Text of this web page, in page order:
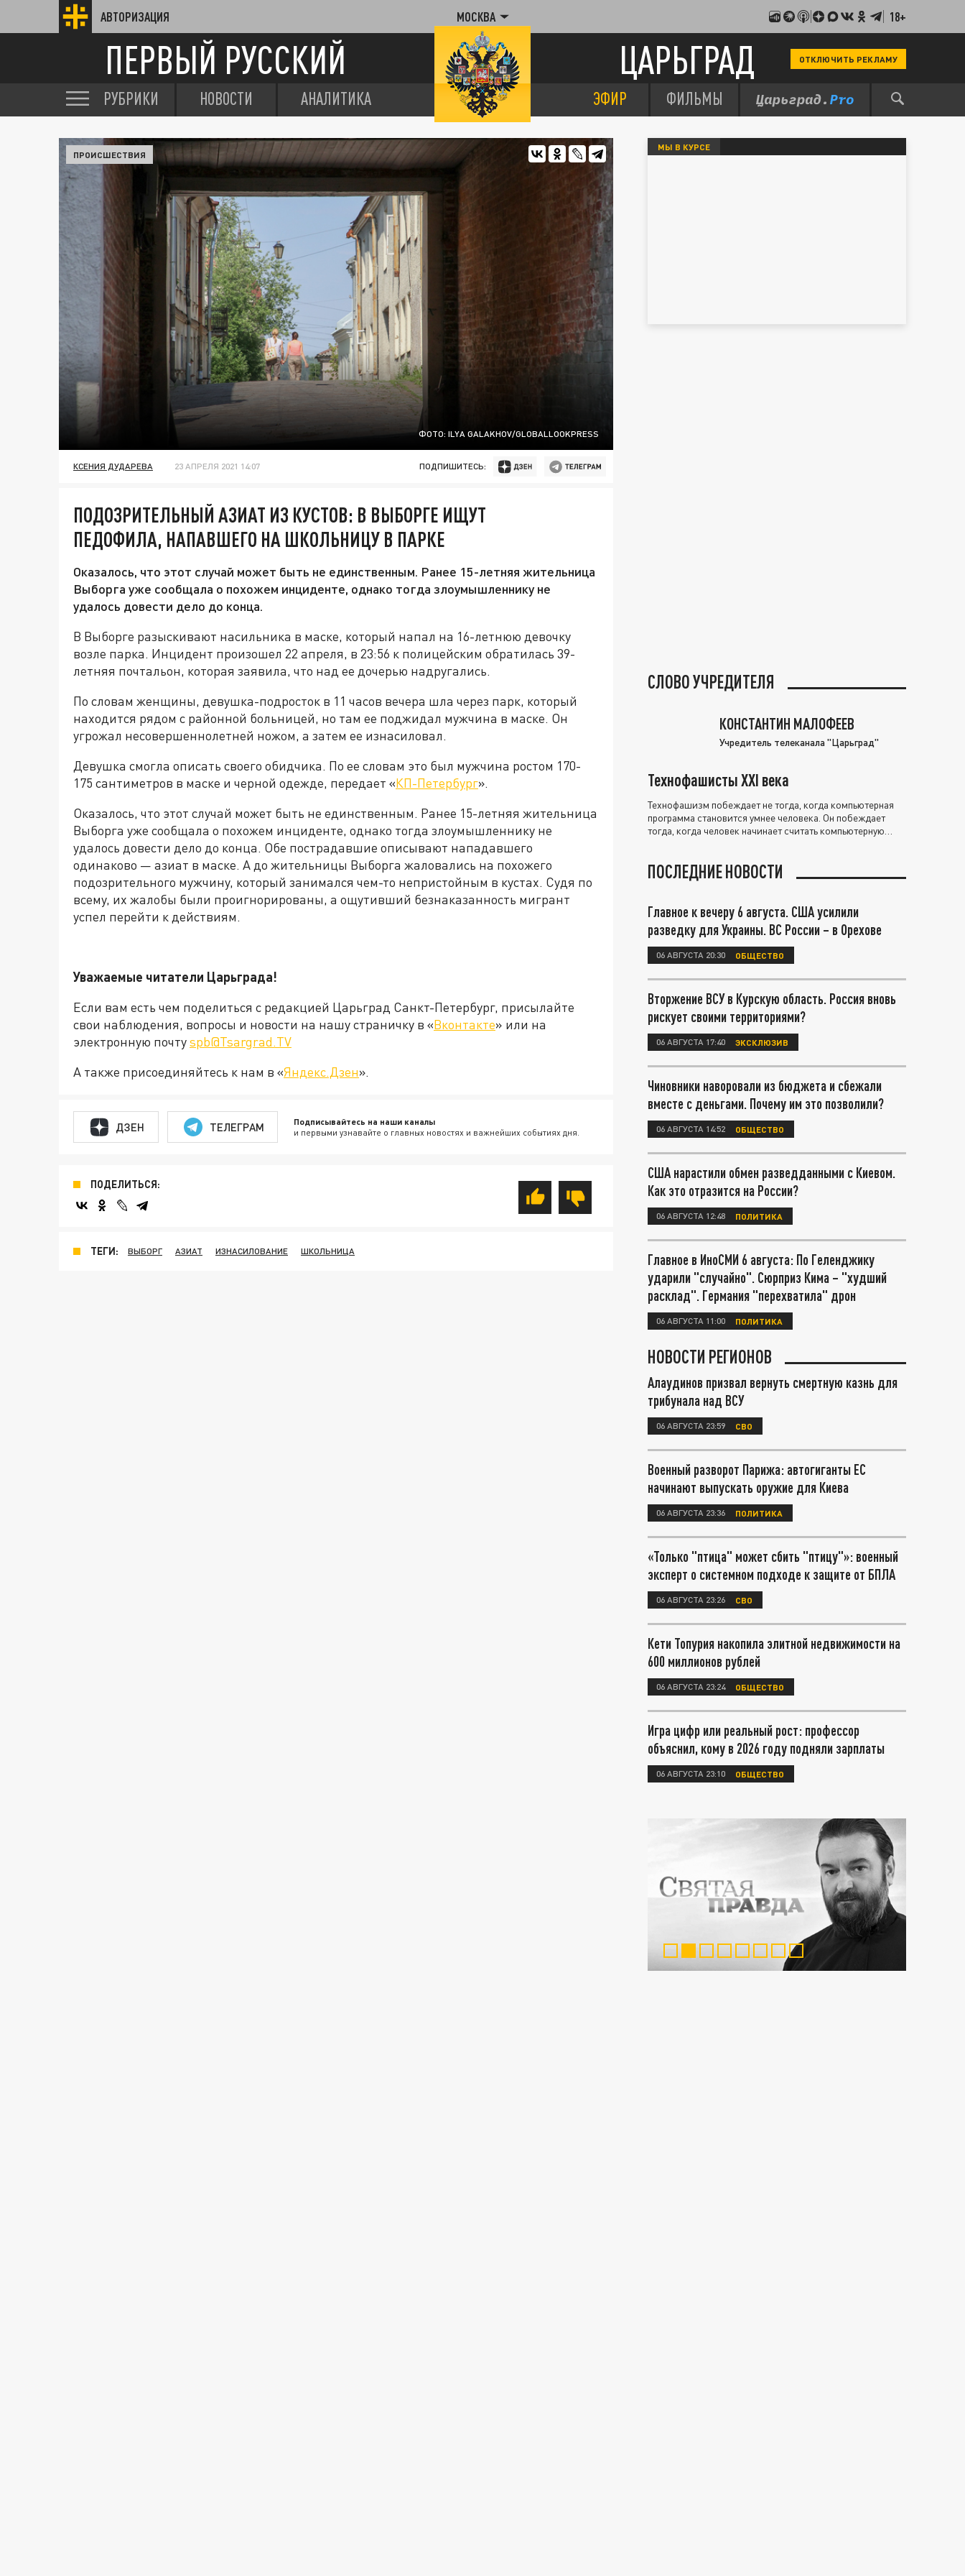
АВТОРИЗАЦИЯ МОСКВА 18+
ПЕРВЫЙ РУССКИЙ ЦАРЬГРАД ОТКЛЮЧИТЬ РЕКЛАМУ
РУБРИКИ НОВОСТИ АНАЛИТИКА ЭФИР ФИЛЬМЫ
ФОТО: ILYA GALAKHOV/GLOBALLOOKPRESS
ПРОИСШЕСТВИЯ
КСЕНИЯ ДУДАРЕВА 23 АПРЕЛЯ 2021 14:07 ПОДПИШИТЕСЬ:
ПОДОЗРИТЕЛЬНЫЙ АЗИАТ ИЗ КУСТОВ: В ВЫБОРГЕ ИЩУТ
ПЕДОФИЛА, НАПАВШЕГО НА ШКОЛЬНИЦУ В ПАРКЕ
Оказалось, что этот случай может быть не единственным. Ранее 15-летняя жительница
Выборга уже сообщала о похожем инциденте, однако тогда злоумышленнику не
удалось довести дело до конца.
В Выборге разыскивают насильника в маске, который напал на 16-летнюю девочку
возле парка. Инцидент произошел 22 апреля, в 23:56 к полицейским обратилась 39-
летняя почтальон, которая заявила, что над ее дочерью надругались.
По словам женщины, девушка-подросток в 11 часов вечера шла через парк, который
находится рядом с районной больницей, но там ее поджидал мужчина в маске. Он
угрожал несовершеннолетней ножом, а затем ее изнасиловал.
Девушка смогла описать своего обидчика. По ее словам это был мужчина ростом 170-
175 сантиметров в маске и черной одежде, передает «КП-Петербург».
Оказалось, что этот случай может быть не единственным. Ранее 15-летняя жительница
Выборга уже сообщала о похожем инциденте, однако тогда злоумышленнику не
удалось довести дело до конца. Обе пострадавшие описывают нападавшего
одинаково — азиат в маске. А до жительницы Выборга жаловались на похожего
подозрительного мужчину, который занимался чем-то непристойным в кустах. Судя по
всему, их жалобы были проигнорированы, а ощутивший безнаказанность мигрант
успел перейти к действиям.
Уважаемые читатели Царьграда!
Если вам есть чем поделиться с редакцией Царьград Санкт-Петербург, присылайте
свои наблюдения, вопросы и новости на нашу страничку в «Вконтакте» или на
электронную почтуspb@Tsargrad.TV
А также присоединяйтесь к нам в «Яндекс.Дзен».
ДЗЕН ТЕЛЕГРАМ Подписывайтесь на наши каналы
и первыми узнавайте о главных новостях и важнейших событиях дня.
ПОДЕЛИТЬСЯ:
ТЕГИ: ВЫБОРГ АЗИАТ ИЗНАСИЛОВАНИЕ ШКОЛЬНИЦА
МЫ В КУРСЕ
СЛОВО УЧРЕДИТЕЛЯ
КОНСТАНТИН МАЛОФЕЕВ
Учредитель телеканала "Царьград"
Технофашисты XXI века
Технофашизм побеждает не тогда, когда компьютерная
программа становится умнее человека. Он побеждает
тогда, когда человек начинает считать компьютерную
ПОСЛЕДНИЕ НОВОСТИ
Главное к вечеру 6 августа. США усилили
разведку для Украины. ВС России – в Орехове
06 АВГУСТА 20:30 ОБЩЕСТВО
Вторжение ВСУ в Курскую область. Россия вновь
рискует своими территориями?
06 АВГУСТА 17:40 ЭКСКЛЮЗИВ
Чиновники наворовали из бюджета и сбежали
вместе с деньгами. Почему им это позволили?
06 АВГУСТА 14:52 ОБЩЕСТВО
США нарастили обмен разведданными с Киевом.
Как это отразится на России?
06 АВГУСТА 12:48 ПОЛИТИКА
Главное в ИноСМИ 6 августа: По Геленджику
ударили "случайно". Сюрприз Кима – "худший
расклад". Германия "перехватила" дрон
06 АВГУСТА 11:00 ПОЛИТИКА
НОВОСТИ РЕГИОНОВ
Алаудинов призвал вернуть смертную казнь для
трибунала над ВСУ
06 АВГУСТА 23:59 СВО
Военный разворот Парижа: автогиганты ЕС
начинают выпускать оружие для Киева
06 АВГУСТА 23:36 ПОЛИТИКА
«Только "птица" может сбить "птицу"»: военный
эксперт о системном подходе к защите от БПЛА
06 АВГУСТА 23:26 СВО
Кети Топурия накопила элитной недвижимости на
600 миллионов рублей
06 АВГУСТА 23:24 ОБЩЕСТВО
Игра цифр или реальный рост: профессор
объяснил, кому в 2026 году подняли зарплаты
06 АВГУСТА 23:10 ОБЩЕСТВО